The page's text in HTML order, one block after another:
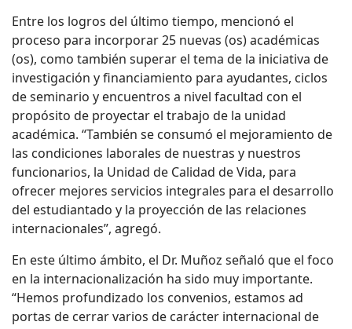
Entre los logros del último tiempo, mencionó el
proceso para incorporar 25 nuevas (os) académicas
(os), como también superar el tema de la iniciativa de
investigación y financiamiento para ayudantes, ciclos
de seminario y encuentros a nivel facultad con el
propósito de proyectar el trabajo de la unidad
académica. “También se consumó el mejoramiento de
las condiciones laborales de nuestras y nuestros
funcionarios, la Unidad de Calidad de Vida, para
ofrecer mejores servicios integrales para el desarrollo
del estudiantado y la proyección de las relaciones
internacionales”, agregó.
En este último ámbito, el Dr. Muñoz señaló que el foco
en la internacionalización ha sido muy importante.
“Hemos profundizado los convenios, estamos ad
portas de cerrar varios de carácter internacional de